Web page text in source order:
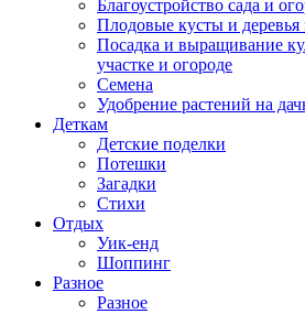
Благоустройство сада и
Плодовые кусты и деревья
Посадка и выращивание
участке и огороде
Семена
Удобрение растений на
Деткам
Детские поделки
Потешки
Загадки
Стихи
Отдых
Уик-енд
Шоппинг
Разное
Разное